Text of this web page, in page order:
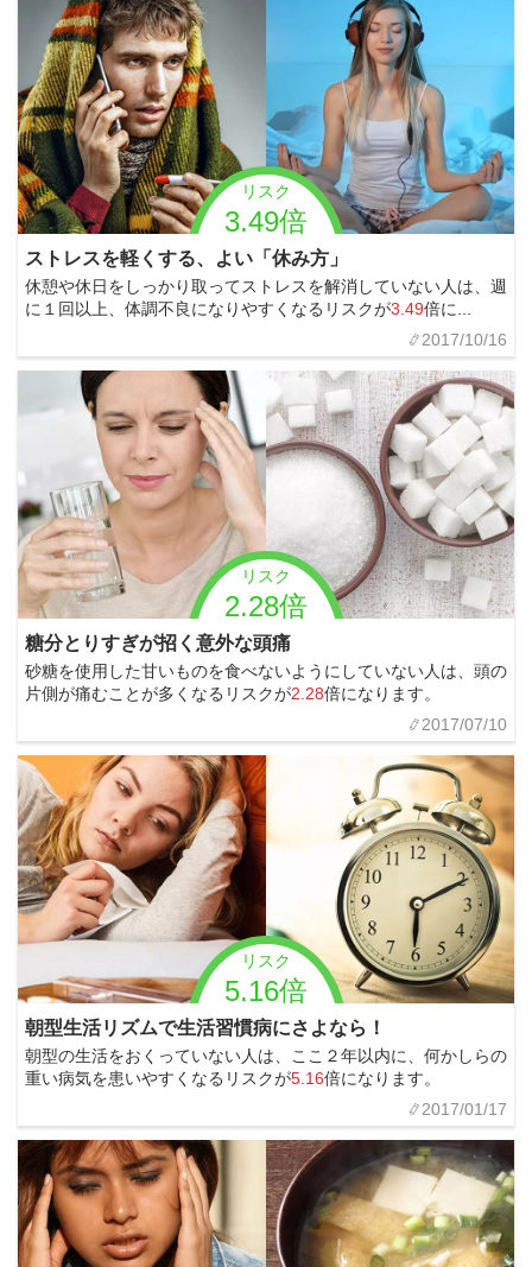
リスク
3.49倍
ストレスを軽くする、よい「休み方」
休憩や休日をしっかり取ってストレスを解消していない人は、週
に１回以上、体調不良になりやすくなるリスクが3.49倍に...
2017/10/16
リスク
2.28倍
糖分とりすぎが招く意外な頭痛
砂糖を使用した甘いものを食べないようにしていない人は、頭の
片側が痛むことが多くなるリスクが2.28倍になります。
2017/07/10
リスク
5.16倍
朝型生活リズムで生活習慣病にさよなら！
朝型の生活をおくっていない人は、ここ２年以内に、何かしらの
重い病気を患いやすくなるリスクが5.16倍になります。
2017/01/17